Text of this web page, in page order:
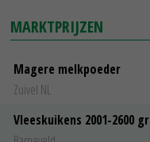
MARKTPRIJZEN
Magere melkpoeder
Zuivel NL
Vleeskuikens 2001-2600 gr